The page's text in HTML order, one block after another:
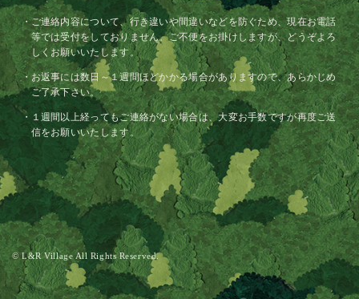
ご連絡内容について、行き違いや間違いなどを防ぐため、現在お電話
等では受付をしておりません。ご不便をお掛けしますが、どうぞよろ
しくお願いいたします。
お返事には数日～１週間ほどかかる場合がありますので、あらかじめ
ご了承下さい。
１週間以上経ってもご連絡がない場合は、大変お手数ですが再度ご送
信をお願いいたします。
© L&R Village All Rights Reserved.